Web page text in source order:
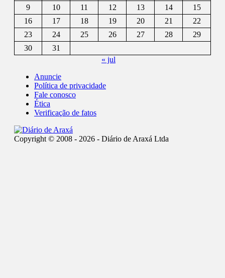
9
10 11 12 13 14
15
16
17 18 19 20 21
22
23
24 25 26 27 28
29
30
31
« jul
Anuncie
Política de privacidade
Fale conosco
Ética
Verificação de fatos
Copyright © 2008 - 2026 - Diário de Araxá Ltda